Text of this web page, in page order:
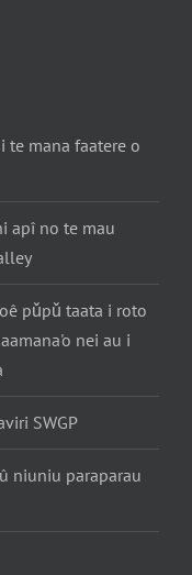
te mana faatere o
apî no te mau
pǔpǔ taata i roto
nei au i
SWGP
niuniu paraparau